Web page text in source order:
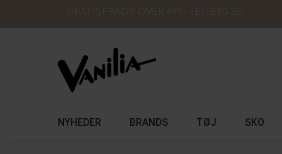
GRATIS FRAGT OVER 499,- / ELLERS 35,-
NYHEDER BRANDS TØJ SKO